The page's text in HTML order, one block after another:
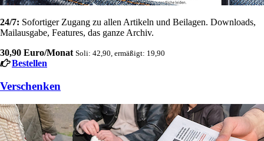
24/7: Sofortiger Zugang zu allen Artikeln und Beilagen. Downloads,
Mailausgabe, Features, das ganze Archiv.
30,90 Euro/Monat Soli: 42,90, ermäßigt: 19,90
Bestellen
Verschenken